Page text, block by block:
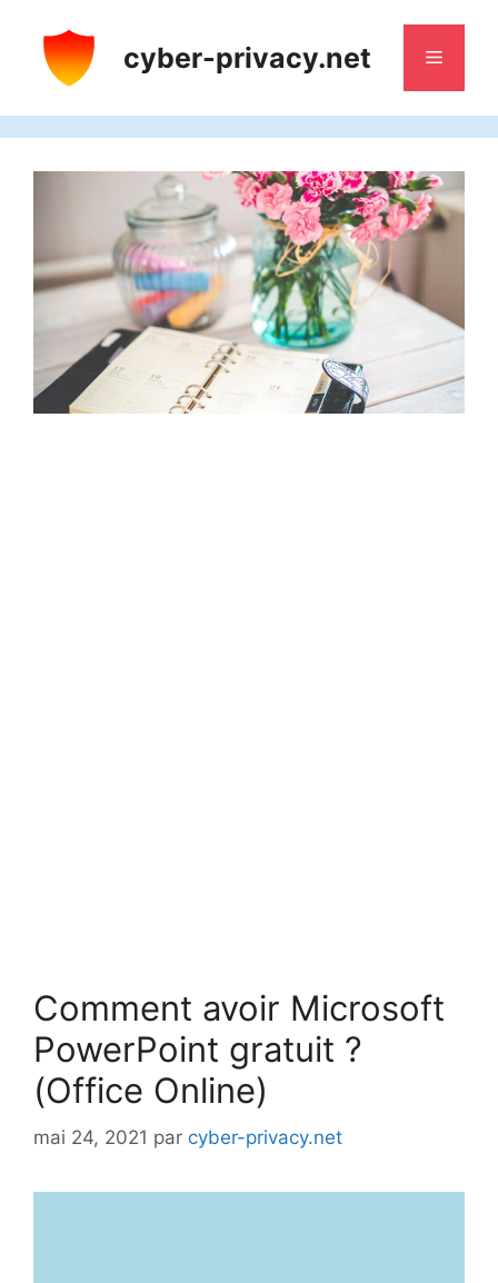
contenu
cyber-privacy.net Menu
Comment avoir Microsoft
PowerPoint gratuit ?
(Office Online)
mai 24, 2021 par cyber-privacy.net